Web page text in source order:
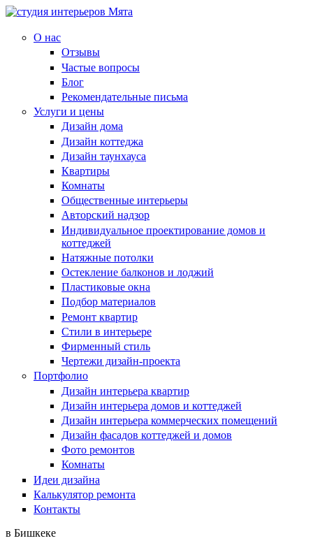
О нас
Отзывы
Частые вопросы
Блог
Рекомендательные письма
Услуги и цены
Дизайн дома
Дизайн коттеджа
Дизайн таунхауса
Квартиры
Комнаты
Общественные интерьеры
Авторский надзор
Индивидуальное проектирование домов и
коттеджей
Натяжные потолки
Остекление балконов и лоджий
Пластиковые окна
Подбор материалов
Ремонт квартир
Стили в интерьере
Фирменный стиль
Чертежи дизайн-проекта
Портфолио
Дизайн интерьера квартир
Дизайн интерьера домов и коттеджей
Дизайн интерьера коммерческих помещений
Дизайн фасадов коттеджей и домов
Фото ремонтов
Комнаты
Идеи дизайна
Калькулятор ремонта
Контакты
в Бишкеке